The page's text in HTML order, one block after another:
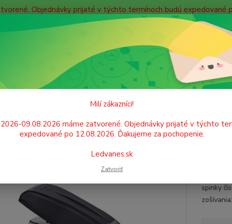
Objednávky prijaté v týchto termínoch budú expedované
údajov Doprava
Hľadať
Neviete
+421
Po. - Pia.
Zošívačky, rozšívačky, spinky
BOXER SX 11 Mini čierna
spinky
Milí zákazníci!
09.08.2026 máme zatvorené. Objednávky prijaté v týchto
expedované po 12.08.2026. Ďakujeme za pochopenie.
Ledvanes.sk
Zatvoriť